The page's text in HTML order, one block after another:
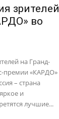
зрителей
во
на Гранд-
премии «КАРДО»
– страна
и
лучшие...